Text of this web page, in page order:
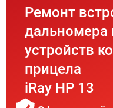
Ремонт
дальномера
устройств
прицела
iRay HP 13